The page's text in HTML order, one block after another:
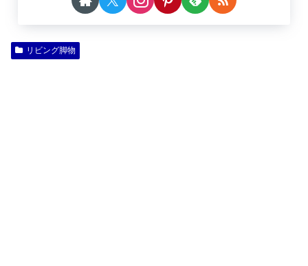
リビング脚物